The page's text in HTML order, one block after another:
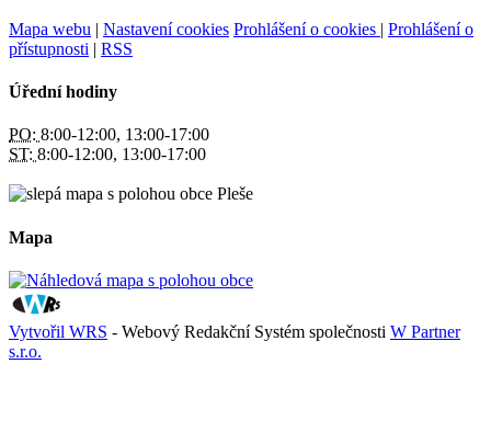
Mapa webu | Nastavení cookies Prohlášení o cookies | Prohlášení o
přístupnosti | RSS
Úřední hodiny
PO: 8:00-12:00, 13:00-17:00
ST: 8:00-12:00, 13:00-17:00
Mapa
Vytvořil WRS - Webový Redakční Systém společnosti W Partner
s.r.o.